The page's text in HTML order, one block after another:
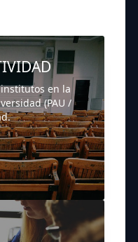
en la
(PAU /